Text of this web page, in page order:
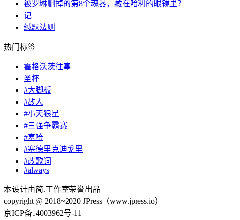
被罗琳删掉的第8个魂器，藏在哈利的眼镜里？
记_
缄默法则
热门标签
霍格沃茨往事
圣杯
#大脚板
#故人
#小天狼星
#三强争霸赛
#塞哈
#塞德里克迪戈里
#改歌词
#always
本设计由简.工作室荣誉出品
copyright @ 2018~2020 JPress（www.jpress.io）
京ICP备14003962号-11